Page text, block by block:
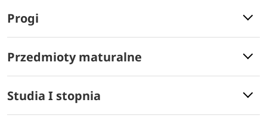
Progi
Przedmioty maturalne
Studia I stopnia